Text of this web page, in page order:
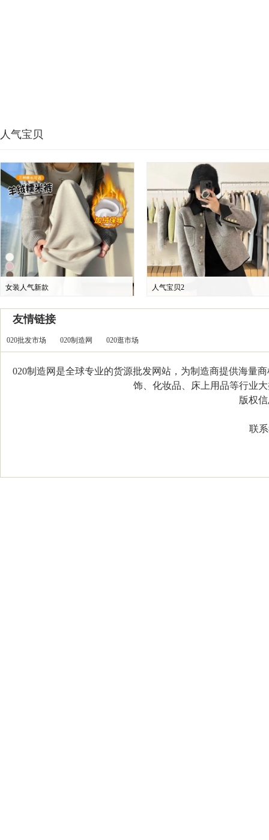
人气宝贝
女装人气新款 人气宝贝2
友情链接
020批发市场 020制造网 020逛市场
020制造网是全球专业的货源批发网站，为制造商提供海量
饰、化妆品、床上用品等行业
版权信
联